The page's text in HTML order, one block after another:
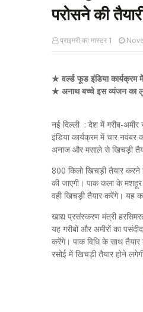
परोसने की
प्राइमरी का मास्टर 1
★ वर्ल्ड फूड इंडिया कार्यक्रम
★ अनाथ बच्चे इस व्यंजन का
नई दिल्ली : देश में गरीब-अमीर
इंडिया कार्यक्रम में चार नवंबर
अनाज और मसाले से खिचड़ी
800 किलो खिचड़ी तैयार करने
की जाएगी। पाक कला के
वही खिचड़ी तैयार करेंगे। यह
खाद्य प्रसंस्करण मंत्री
यह गरीबों और अमीरों का
करेंगे। पाक विधि के साथ तैयार
रसोई में खिचड़ी तैयार होने